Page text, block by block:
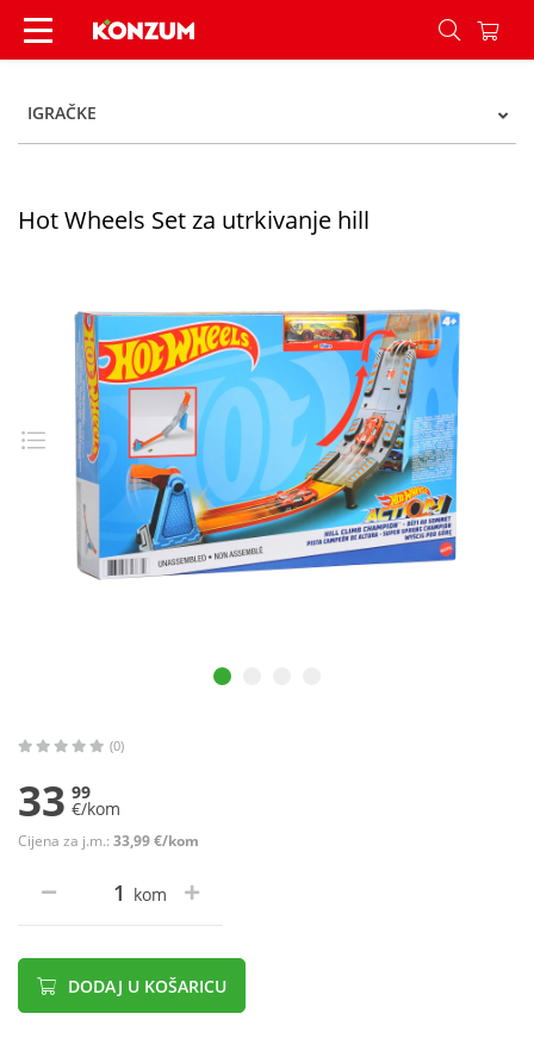
Hot Wheels Set za utrkivanje hill - Konzum
IGRAČKE
Hot Wheels Set za utrkivanje hill
(0)
33 99
€/kom
Cijena za j.m.: 33,99 €/kom
kom
DODAJ U KOŠARICU